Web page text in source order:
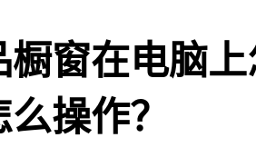
橱窗在电脑
操作？